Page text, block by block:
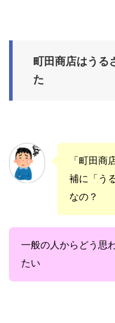
町田商店はうる
た
「町田商
補に「う
なの？
一般の人からどう思
たい